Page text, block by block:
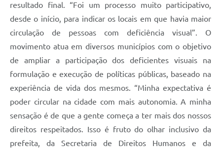
resultado final. “Foi um processo muito participativo,
desde o início, para indicar os locais em que havia maior
circulação de pessoas com deficiência visual”. O
movimento atua em diversos municípios com o objetivo
de ampliar a participação dos deficientes visuais na
formulação e execução de políticas públicas, baseado na
experiência de vida dos mesmos. “Minha expectativa é
poder circular na cidade com mais autonomia. A minha
sensação é de que a gente começa a ter mais dos nossos
direitos respeitados. Isso é fruto do olhar inclusivo da
prefeita, da Secretaria de Direitos Humanos e da